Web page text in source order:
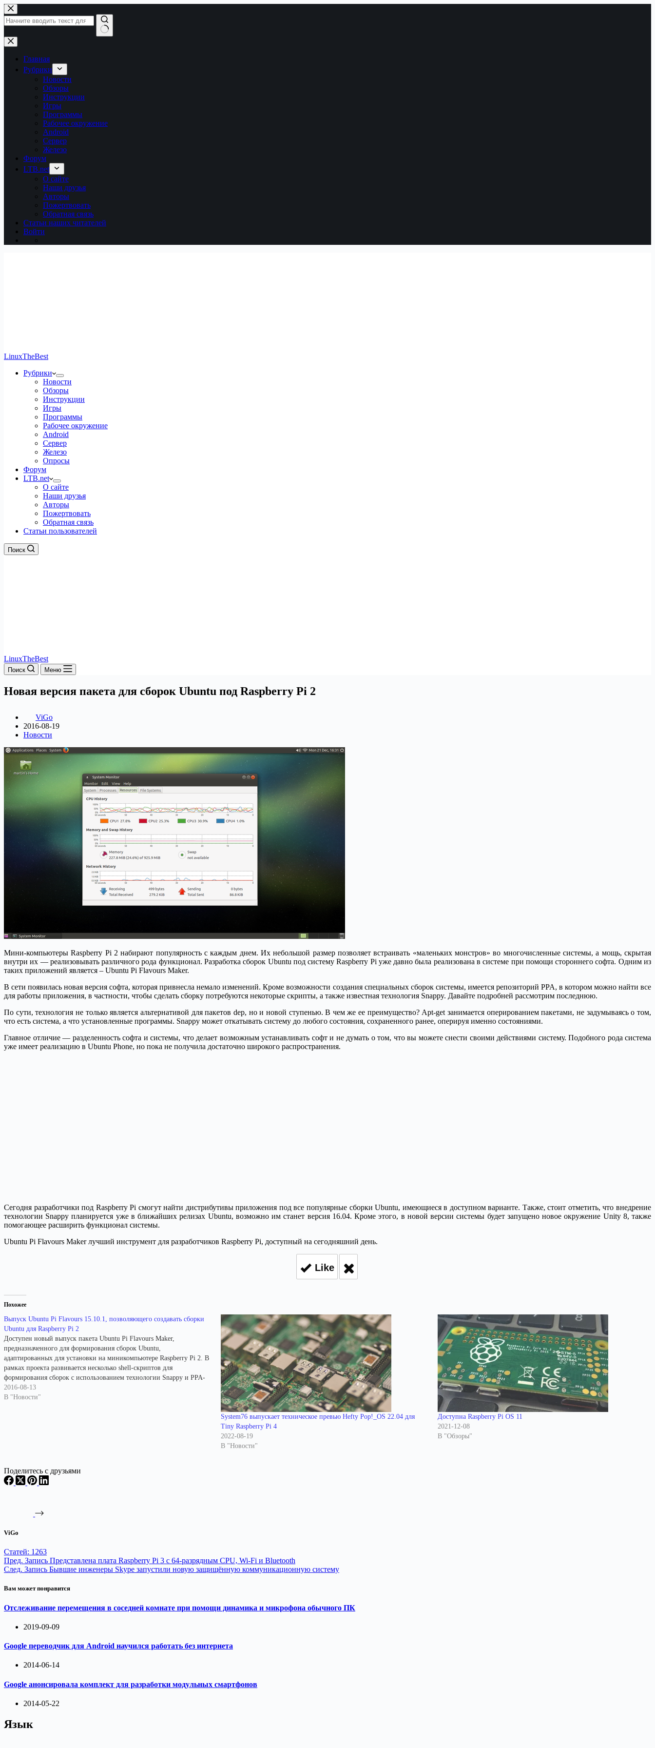
Перейти
к
сути
Ничего
не
найденоГлавная
Рубрики
Новости
Обзоры
Инструкции
Игры
Программы
Рабочее окружение
Android
Сервер
Железо
Форум
LTB.net
О сайте
Наши друзья
Авторы
Пожертвовать
Обратная связь
Статьи наших читателей
Войти
LinuxTheBest
Рубрики
Новости
Обзоры
Инструкции
Игры
Программы
Рабочее окружение
Android
Сервер
Железо
Опросы
Форум
LTB.net
О сайте
Наши друзья
Авторы
Пожертвовать
Обратная связь
Статьи пользователей
Поиск
LinuxTheBest
Поиск Меню
Новая версия пакета для сборок Ubuntu под Raspberry Pi 2
ViGo
2016-08-19
Новости
Мини-компьютеры Raspberry Pi 2 набирают популярность с каждым днем. Их небольшой размер позволяет встраивать «маленьких монстров» во многочисленные системы, а мощь, скрытая
внутри их — реализовывать различного рода функционал. Разработка сборок Ubuntu под систему Raspberry Pi уже давно была реализована в системе при помощи стороннего софта. Одним из
таких приложений является – Ubuntu Pi Flavours Maker.
В сети появилась новая версия софта, которая привнесла немало изменений. Кроме возможности создания специальных сборок системы, имеется репозиторий PPA, в котором можно найти все
для работы приложения, в частности, чтобы сделать сборку потребуются некоторые скрипты, а также известная технология Snappy. Давайте подробней рассмотрим последнюю.
По сути, технология не только является альтернативой для пакетов dep, но и новой ступенью. В чем же ее преимущество? Apt-get занимается оперированием пакетами, не задумываясь о том,
что есть система, а что установленные программы. Snappy может откатывать систему до любого состояния, сохраненного ранее, оперируя именно состояниями.
Главное отличие — разделенность софта и системы, что делает возможным устанавливать софт и не думать о том, что вы можете снести своими действиями систему. Подобного рода система
уже имеет реализацию в Ubuntu Phone, но пока не получила достаточно широкого распространения.
Сегодня разработчики под Raspberry Pi смогут найти дистрибутивы приложения под все популярные сборки Ubuntu, имеющиеся в доступном варианте. Также, стоит отметить, что внедрение
технологии Snappy планируется уже в ближайших релизах Ubuntu, возможно им станет версия 16.04. Кроме этого, в новой версии системы будет запущено новое окружение Unity 8, также
помогающее расширить функционал системы.
Ubuntu Pi Flavours Maker лучший инструмент для разработчиков Raspberry Pi, доступный на сегодняшний день.
Like
Похожее
Выпуск Ubuntu Pi Flavours 15.10.1, позволяющего создавать сборки
Ubuntu для Raspberry Pi 2
Доступен новый выпуск пакета Ubuntu Pi Flavours Maker,
предназначенного для формирования сборок Ubuntu,
адаптированных для установки на миникомпьютере Raspberry Pi 2. В
рамках проекта развивается несколько shell-скриптов для
формирования сборок с использованием технологии Snappy и PPA-
репозиторий с набором специализированных пакетов для
задействования всех возможностей Raspberry Pi 2. Готовые для
2016-08-13
В "Новости"
System76 выпускает техническое превью Hefty Pop!_OS 22.04 для
Tiny Raspberry Pi 4
2022-08-19
В "Новости"
Доступна Raspberry Pi OS 11
2021-12-08
В "Обзоры"
Поделитесь с друзьями
ViGo
Статей: 1263
Пред. Запись Представлена плата Raspberry Pi 3 c 64-разрядным CPU, Wi-Fi и Bluetooth
След. Запись Бывшие инженеры Skype запустили новую защищённую коммуникационную систему
Вам может понравится
Отслеживание перемещения в соседней комнате при помощи динамика и микрофона обычного ПК
2019-09-09
Google переводчик для Android научился работать без интернета
2014-06-14
Google анонсировала комплект для разработки модульных смартфонов
2014-05-22
Язык